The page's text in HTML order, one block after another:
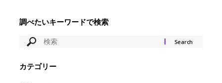
調べたいキーワードで検索
カテゴリー